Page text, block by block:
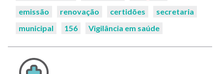
emissão
renovação certidões
secretaria
municipal
156 Vigilância em saúde